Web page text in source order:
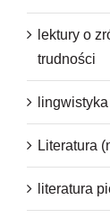
lektury o
trudności
Literatura
literatura